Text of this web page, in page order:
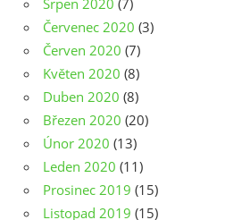
Srpen 2020 (7)
Červenec 2020 (3)
Červen 2020 (7)
Květen 2020 (8)
Duben 2020 (8)
Březen 2020 (20)
Únor 2020 (13)
Leden 2020 (11)
Prosinec 2019 (15)
Listopad 2019 (15)